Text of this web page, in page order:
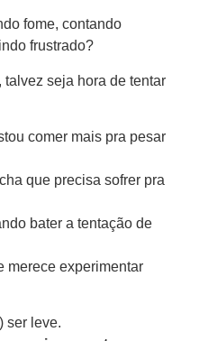
fome, contando
frustrado?
seja hora de tentar
comer mais pra pesar
que precisa sofrer pra
bater a tentação de
merece experimentar
ser leve.